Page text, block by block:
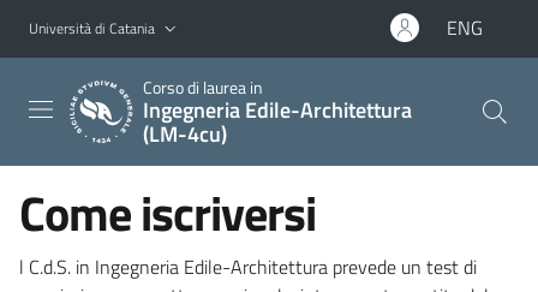
Vai al contenuto principale
Vai al menu di navigazione
Università di Catania ENG
Corso di laurea in
Ingegneria Edile-Architettura
(LM-4cu)
Come iscriversi
l C.d.S. in Ingegneria Edile-Architettura prevede un test di